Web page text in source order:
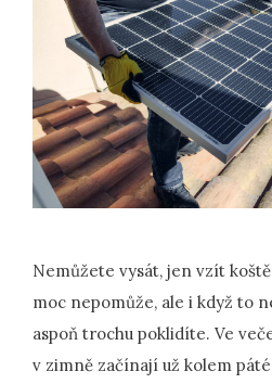
Nemůžete vysát, jen vzít
moc nepomůže, ale i když to
aspoň trochu poklidíte. Ve
v zimně začínají už kolem